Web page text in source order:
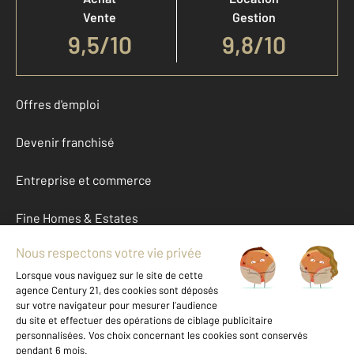
Vente
9,5/10
Gestion
9,8/10
Offres d'emploi
Devenir franchisé
Entreprise et commerce
Fine Homes & Estates
À propos
International
Nous contacter